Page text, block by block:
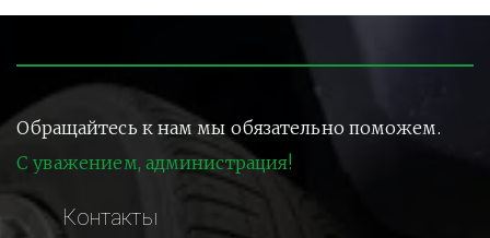
Обращайтесь к нам мы обязательно поможем.
С уважением, администрация!
Контакты